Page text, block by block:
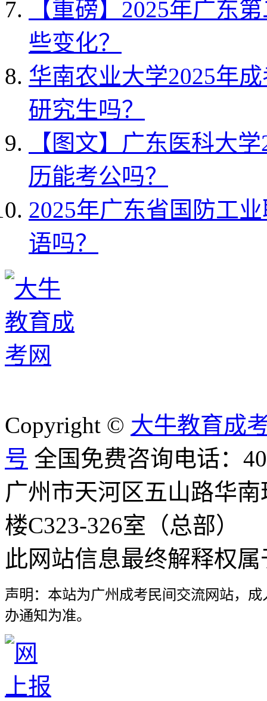
【重磅】2025年广东
些变化？
华南农业大学2025年
研究生吗？
【图文】广东医科大
历能考公吗？
2025年广东省国防工
语吗？
Copyright © 大牛教育成
号 全国免费咨询电话：
广州市天河区五山路华
楼C323-326室（总部）
此网站信息最终解释权
声明：本站为广州成考民间交流网站，
办通知为准。